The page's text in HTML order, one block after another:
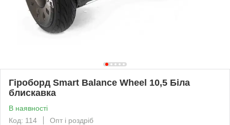
Гіроборд Smart Balance Wheel 10,5 Біла
блискавка
В наявності
Код: 114
Опт і роздріб